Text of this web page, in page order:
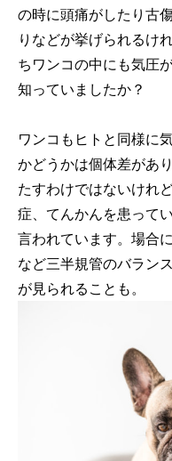
の時に頭痛がしたり古
りなどが挙げられるけ
ちワンコの中にも気圧
知っていましたか？
ワンコもヒトと同様に
かどうかは個体差があ
たすわけではないけれ
症、てんかんを患って
言われています。場合
など三半規管のバラン
が見られることも。